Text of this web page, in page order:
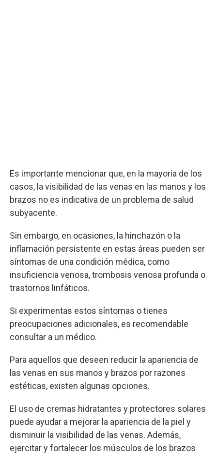
Es importante mencionar que, en la mayoría de los
casos, la visibilidad de las venas en las manos y los
brazos no es indicativa de un problema de salud
subyacente.
Sin embargo, en ocasiones, la hinchazón o la
inflamación persistente en estas áreas pueden ser
síntomas de una condición médica, como
insuficiencia venosa, trombosis venosa profunda o
trastornos linfáticos.
Si experimentas estos síntomas o tienes
preocupaciones adicionales, es recomendable
consultar a un médico.
Para aquellos que deseen reducir la apariencia de
las venas en sus manos y brazos por razones
estéticas, existen algunas opciones.
El uso de cremas hidratantes y protectores solares
puede ayudar a mejorar la apariencia de la piel y
disminuir la visibilidad de las venas. Además,
ejercitar y fortalecer los músculos de los brazos